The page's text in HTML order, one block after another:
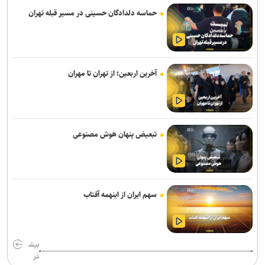
انتشار نمایشنامه رادیویی «یاغی»
پیام‌های روز خبرنگار نهادهای فرهنگی و هنری؛ از پاسداشت حقیقت تا
روایت فرهنگ و هنر
روایت قربانیان خاموش جنگ به زبان ژاپنی منتشر شد
«خلیق» مردی بود که بلخ را زیست و سرود
نمایش‌های کشور، ٢ شب به صحنه نمی‌روند
برگزاری «زندگی‌نامه داستانی» در موزه انقلاب اسلامی و دفاع مقدس
با رفتن اکبر عبدی یک برادر را از دست دادم/ بازیگری که همیشه برگ
برنده‌ای با خود داشت
هیئت داوران پنجمین سوگواره ملی نمایش‌های آیینی و مذهبی «نی‌ناله»
معرفی شدند
حماسه دلدادگان حسینی در مسیر قبله تهران
آخرین اربعین؛ از تهران تا مهران
تبعیض پنهان هوش مصنوعی
سهم ایران از اینهمه آفتاب
بیش
تر